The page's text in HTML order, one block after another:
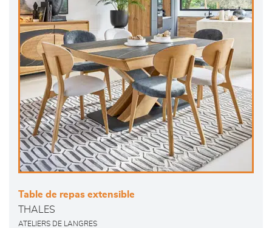
Table de repas extensible
THALES
ATELIERS DE LANGRES